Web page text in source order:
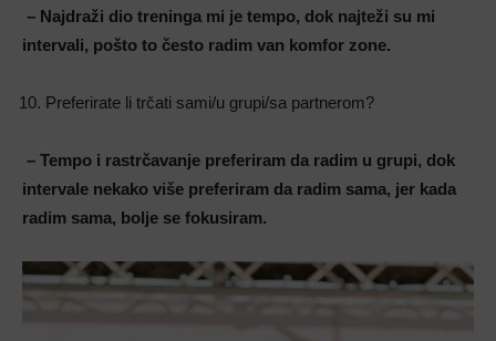
– Najdraži dio treninga mi je tempo, dok najteži su mi
intervali, pošto to često radim van komfor zone.
Preferirate li trčati sami/u grupi/sa partnerom?
– Tempo i rastrčavanje preferiram da radim u grupi, dok
intervale nekako više preferiram da radim sama, jer kada
radim sama, bolje se fokusiram.